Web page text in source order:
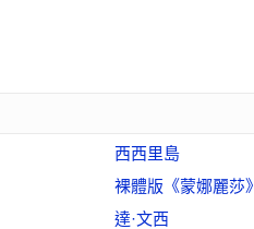
西西里島
裸體版《蒙娜麗莎》
達·文西